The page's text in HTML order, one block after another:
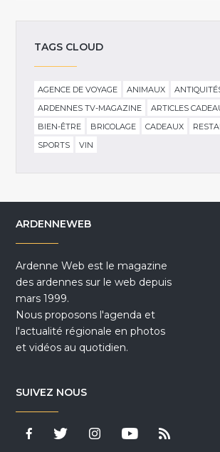
TAGS CLOUD
AGENCE DE VOYAGE ANIMAUX
ARDENNES TV-MAGAZINE
ARTICLES
BIEN-ÊTRE
BRICOLAGE CADEAUX
SPORTS
VIN
ARDENNEWEB
Ardenne Web est le magazine
des ardennes sur le web depuis
mars 1999.
Nous proposons l'agenda et
l'actualité régionale en photos
et vidéos au quotidien.
SUIVEZ NOUS